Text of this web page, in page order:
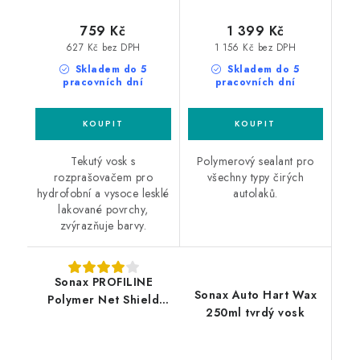
Skladem do 5
pracovních dní
627 Kč bez DPH
759 Kč
Tekutý vosk s
rozprašovačem pro
hydrofobní a vysoce lesklé
lakované povrchy,
zvýrazňuje barvy.
Skladem do 5
pracovních dní
1 156 Kč bez DPH
1 399 Kč
Polymerový sealant pro
všechny typy čirých
autolaků.
Sonax PROFILINE
Polymer Net Shield
Sonax Auto Hart Wax
250ml tvrdý vosk